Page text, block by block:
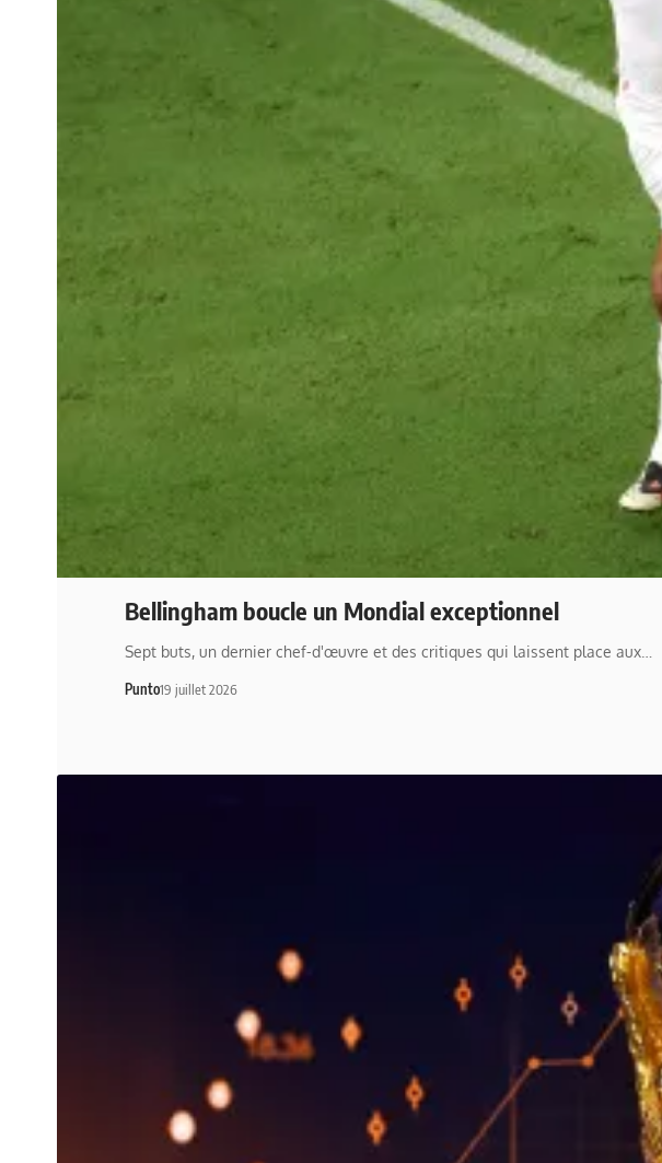
Bellingham boucle un Mondial exceptionnel
Sept buts, un dernier chef-d'œuvre et des critiques qui laissent place aux…
Punto19 juillet 2026